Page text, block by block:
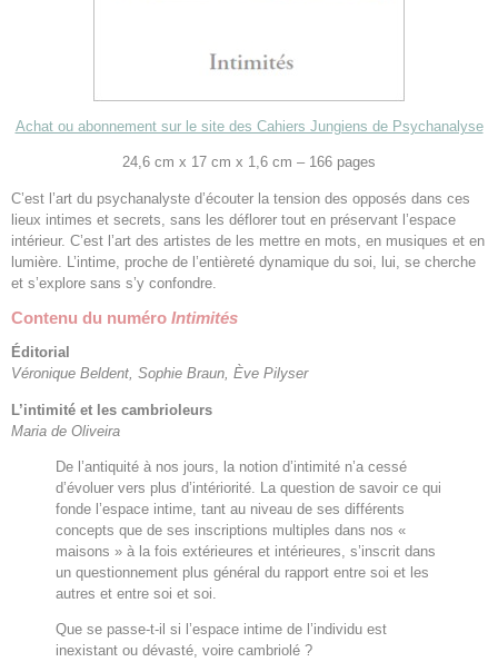
Achat ou abonnement sur le site des Cahiers Jungiens de Psychanalyse
24,6 cm x 17 cm x 1,6 cm – 166 pages
C’est l’art du psychanalyste d’écouter la tension des opposés dans ces
lieux intimes et secrets, sans les déflorer tout en préservant l’espace
intérieur. C’est l’art des artistes de les mettre en mots, en musiques et en
lumière. L’intime, proche de l’entièreté dynamique du soi, lui, se cherche
et s’explore sans s’y confondre.
Contenu du numéro Intimités
Éditorial
Véronique Beldent, Sophie Braun, Ève Pilyser
L’intimité et les cambrioleurs
Maria de Oliveira
De l’antiquité à nos jours, la notion d’intimité n’a cessé
d’évoluer vers plus d’intériorité. La question de savoir ce qui
fonde l’espace intime, tant au niveau de ses différents
concepts que de ses inscriptions multiples dans nos «
maisons » à la fois extérieures et intérieures, s’inscrit dans
un questionnement plus général du rapport entre soi et les
autres et entre soi et soi.
Que se passe-t-il si l’espace intime de l’individu est
inexistant ou dévasté, voire cambriolé ?